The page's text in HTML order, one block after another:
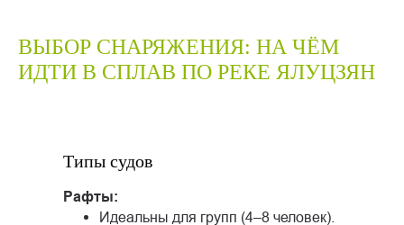
ВЫБОР СНАРЯЖЕНИЯ: НА ЧЁМ
ИДТИ В СПЛАВ ПО РЕКЕ ЯЛУЦЗЯН
Типы судов
Рафты:
Идеальны для групп (4–8 человек).